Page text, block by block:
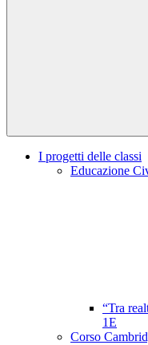
I progetti delle classi
Educazione
“Tra
1E
Corso